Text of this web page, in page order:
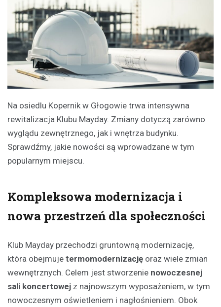
Na osiedlu Kopernik w Głogowie trwa intensywna
rewitalizacja Klubu Mayday. Zmiany dotyczą zarówno
wyglądu zewnętrznego, jak i wnętrza budynku.
Sprawdźmy, jakie nowości są wprowadzane w tym
popularnym miejscu.
Kompleksowa modernizacja i
nowa przestrzeń dla społeczności
Klub Mayday przechodzi gruntowną modernizację,
która obejmuje termomodernizację oraz wiele zmian
wewnętrznych. Celem jest stworzenie nowoczesnej
sali koncertowej z najnowszym wyposażeniem, w tym
nowoczesnym oświetleniem i nagłośnieniem. Obok